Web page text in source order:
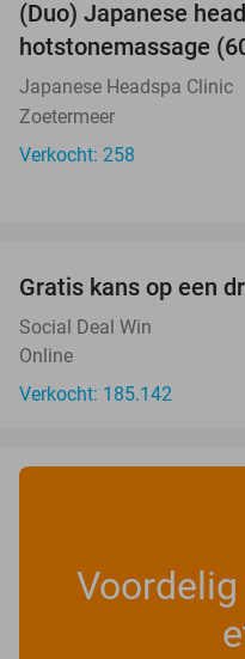
(Duo) Japanese
hotstonemassage
Japanese Headspa Clinic
Zoetermeer
Verkocht: 258
Gratis kans op een
Social Deal Win
Online
Verkocht: 185.142